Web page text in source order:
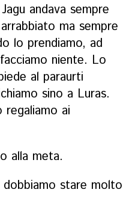
andava sempre
ma sempre
lo prendiamo, ad
niente. Lo
al paraurti
sino a Luras.
regaliamo ai
alla meta.
stare molto